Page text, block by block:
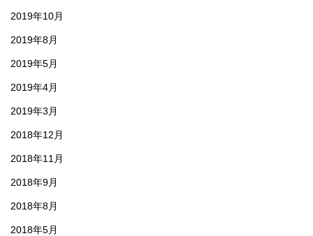
2019年10月
2019年8月
2019年5月
2019年4月
2019年3月
2018年12月
2018年11月
2018年9月
2018年8月
2018年5月